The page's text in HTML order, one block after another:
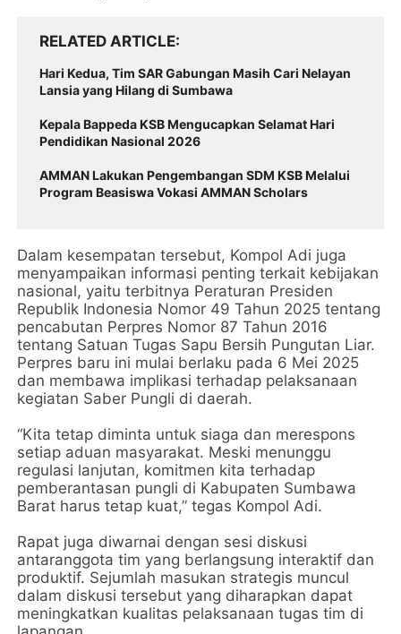
RELATED ARTICLE
Hari Kedua, Tim SAR Gabungan Masih Cari Nelayan
Lansia yang Hilang di Sumbawa
Kepala Bappeda KSB Mengucapkan Selamat Hari
Pendidikan Nasional 2026
AMMAN Lakukan Pengembangan SDM KSB Melalui
Program Beasiswa Vokasi AMMAN Scholars
Dalam kesempatan tersebut, Kompol Adi juga
menyampaikan informasi penting terkait kebijakan
nasional, yaitu terbitnya Peraturan Presiden
Republik Indonesia Nomor 49 Tahun 2025 tentang
pencabutan Perpres Nomor 87 Tahun 2016
tentang Satuan Tugas Sapu Bersih Pungutan Liar.
Perpres baru ini mulai berlaku pada 6 Mei 2025
dan membawa implikasi terhadap pelaksanaan
kegiatan Saber Pungli di daerah.
“Kita tetap diminta untuk siaga dan merespons
setiap aduan masyarakat. Meski menunggu
regulasi lanjutan, komitmen kita terhadap
pemberantasan pungli di Kabupaten Sumbawa
Barat harus tetap kuat,” tegas Kompol Adi.
Rapat juga diwarnai dengan sesi diskusi
antaranggota tim yang berlangsung interaktif dan
produktif. Sejumlah masukan strategis muncul
dalam diskusi tersebut yang diharapkan dapat
meningkatkan kualitas pelaksanaan tugas tim di